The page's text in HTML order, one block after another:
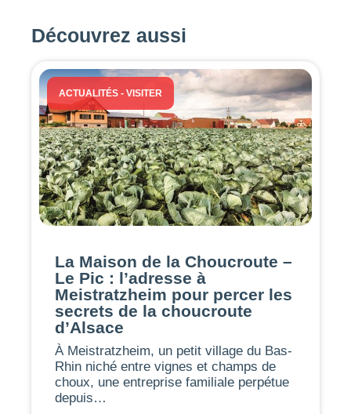
Découvrez aussi
ACTUALITÉS - VISITER
La Maison de la Choucroute –
Le Pic : l’adresse à
Meistratzheim pour percer les
secrets de la choucroute
d’Alsace
À Meistratzheim, un petit village du Bas-
Rhin niché entre vignes et champs de
choux, une entreprise familiale perpétue
depuis…